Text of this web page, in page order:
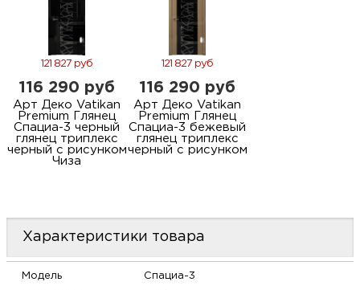
121 827 руб
116 290 руб
Арт Деко Vatikan
Premium Глянец
Спациа-3 черный
глянец триплекс
черный с рисунком
Чиза
121 827 руб
116 290 руб
Арт Деко Vatikan
Premium Глянец
Спациа-3 бежевый
глянец триплекс
черный с рисунком
Характеристики товара
Модель Спациа-3